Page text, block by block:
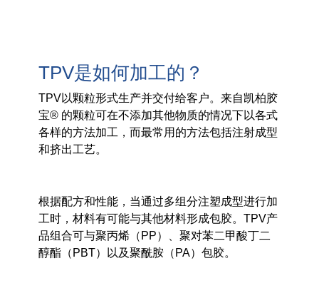
TPV是如何加工的？
TPV以颗粒形式生产并交付给客户。来自凯柏胶
宝® 的颗粒可在不添加其他物质的情况下以各式
各样的方法加工，而最常用的方法包括注射成型
和挤出工艺。
根据配方和性能，当通过多组分注塑成型进行加
工时，材料有可能与其他材料形成包胶。TPV产
品组合可与聚丙烯（PP）、聚对苯二甲酸丁二
醇酯（PBT）以及聚酰胺（PA）包胶。